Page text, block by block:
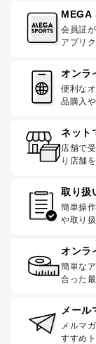
MEGA
会員証
アプリ
オンラ
便利な
品購入
ネット
店舗で
り店舗
取り扱
簡単操
や取り
オンラ
簡単な
合った
メール
メルマ
すすめ